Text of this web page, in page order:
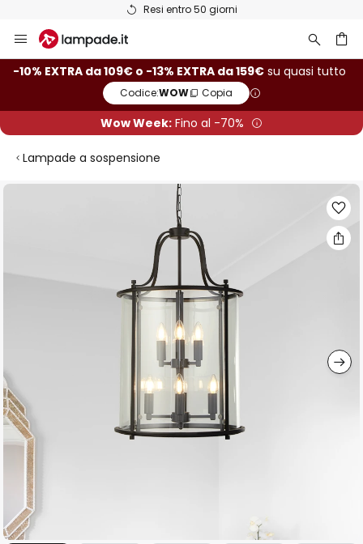
Resi entro 50 giorni
Salta
al
contenuto
-10% EXTRA da 109€ o -13% EXTRA da 159€ su quasi tutto
Codice:WOW Copia
Wow Week: Fino al -70%
Lampade a sospensione
Vai